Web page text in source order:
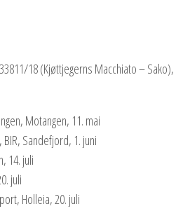
18 (Kjøttjegerns Macchiato – Sako),
Motangen, 11. mai
Sandefjord, 1. juni
14. juli
juli
Holleia, 20. juli